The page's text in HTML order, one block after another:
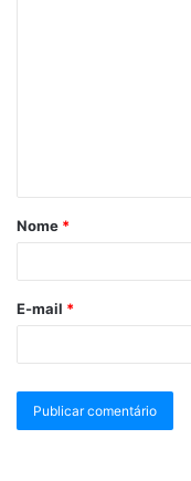
Nome *
E-mail *